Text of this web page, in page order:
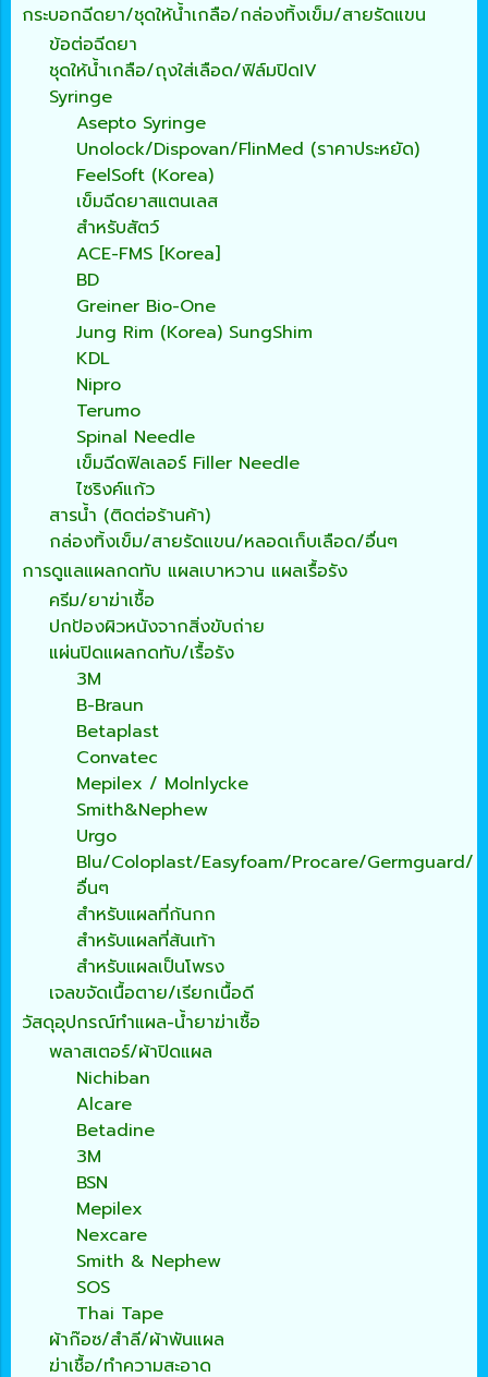
กระบอกฉีดยา/ชุดให้น้ำเกลือ/กล่องทิ้งเข็ม/สายรัดแขน
ข้อต่อฉีดยา
ชุดให้น้ำเกลือ/ถุงใส่เลือด/ฟิล์มปิดIV
Syringe
Asepto Syringe
Unolock/Dispovan/FlinMed (ราคาประหยัด)
FeelSoft (Korea)
เข็มฉีดยาสแตนเลส
สำหรับสัตว์
ACE-FMS [Korea]
BD
Greiner Bio-One
Jung Rim (Korea) SungShim
KDL
Nipro
Terumo
Spinal Needle
เข็มฉีดฟิลเลอร์ Filler Needle
ไซริงค์แก้ว
สารน้ำ (ติดต่อร้านค้า)
กล่องทิ้งเข็ม/สายรัดแขน/หลอดเก็บเลือด/อื่นๆ
การดูแลแผลกดทับ แผลเบาหวาน แผลเรื้อรัง
ครีม/ยาฆ่าเชื้อ
ปกป้องผิวหนังจากสิ่งขับถ่าย
แผ่นปิดแผลกดทับ/เรื้อรัง
3M
B-Braun
Betaplast
Convatec
Mepilex / Molnlycke
Smith&Nephew
Urgo
Blu/Coloplast/Easyfoam/Procare/Germguard/
อื่นๆ
สำหรับแผลที่ก้นกก
สำหรับแผลที่ส้นเท้า
สำหรับแผลเป็นโพรง
เจลขจัดเนื้อตาย/เรียกเนื้อดี
วัสดุอุปกรณ์ทำแผล-น้ำยาฆ่าเชื้อ
พลาสเตอร์/ผ้าปิดแผล
Nichiban
Alcare
Betadine
3M
BSN
Mepilex
Nexcare
Smith & Nephew
SOS
Thai Tape
ผ้าก๊อซ/สำลี/ผ้าพันแผล
ฆ่าเชื้อ/ทำความสะอาด